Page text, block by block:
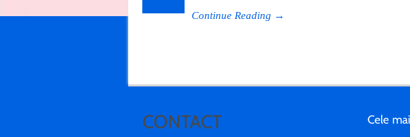
Continue Reading →